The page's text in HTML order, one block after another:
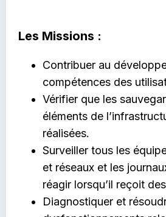
Les Missions :
Contribuer au
compétences des
Vérifier que les
éléments de
réalisées.
Surveiller tous les
et réseaux et les
réagir lorsqu’il reçoit
Diagnostiquer et